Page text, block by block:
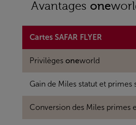
Avantages one
Cartes SAFAR FLYER
Privilèges oneworld
Gain de Miles statut et primes
Conversion des Miles primes